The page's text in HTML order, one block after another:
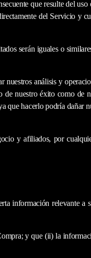
que resulte del
del Servicio y
serán iguales o
análisis y
de nuestro éxito como de
que hacerlo podría dañar
y afiliados, por
información relevante a
y que (ii) la